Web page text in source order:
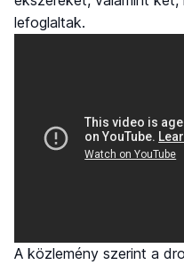
lefoglaltak.
A közlemény szerint a